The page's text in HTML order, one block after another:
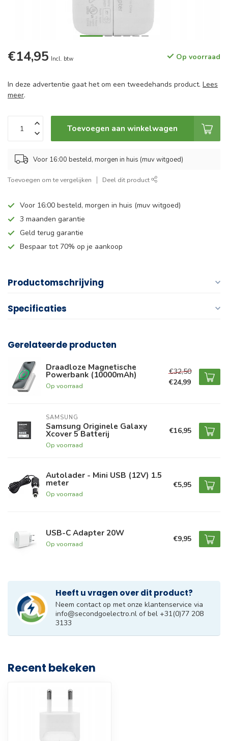
€14,95 Incl. btw Op voorraad
In deze advertentie gaat het om een tweedehands product. Lees
meer.
Toevoegen aan winkelwagen
Voor 16:00 besteld, morgen in huis (muv witgoed)
Toevoegen om te vergelijken Deel dit product
Voor 16:00 besteld, morgen in huis (muv witgoed)
3 maanden garantie
Geld terug garantie
Bespaar tot 70% op je aankoop
Productomschrijving
Specificaties
Gerelateerde producten
Draadloze Magnetische
Powerbank (10000mAh)
Op voorraad
€32,50
€24,99
SAMSUNG
Samsung Originele Galaxy
Xcover 5 Batterij
Op voorraad
€16,95
Autolader - Mini USB (12V) 1.5
meter
Op voorraad
€5,95
USB-C Adapter 20W
Op voorraad
€9,95
Heeft u vragen over dit product?
Neem contact op met onze klantenservice via
info@secondgoelectro.nl of bel +31(0)77 208
3133
Recent bekeken